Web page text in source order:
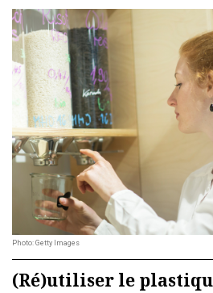
Photo: Getty Images
(Ré)utiliser le